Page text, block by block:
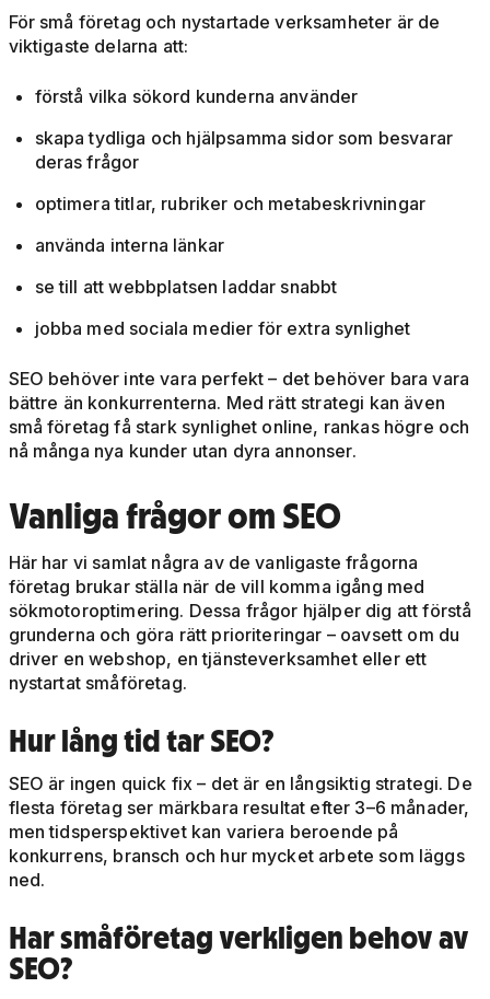
För små företag och nystartade verksamheter är de
viktigaste delarna att:
förstå vilka sökord kunderna använder
skapa tydliga och hjälpsamma sidor som besvarar
deras frågor
optimera titlar, rubriker och metabeskrivningar
använda interna länkar
se till att webbplatsen laddar snabbt
jobba med sociala medier för extra synlighet
SEO behöver inte vara perfekt – det behöver bara vara
bättre än konkurrenterna. Med rätt strategi kan även
små företag få stark synlighet online, rankas högre och
nå många nya kunder utan dyra annonser.
Vanliga frågor om SEO
Här har vi samlat några av de vanligaste frågorna
företag brukar ställa när de vill komma igång med
sökmotoroptimering. Dessa frågor hjälper dig att förstå
grunderna och göra rätt prioriteringar – oavsett om du
driver en webshop, en tjänsteverksamhet eller ett
nystartat småföretag.
Hur lång tid tar SEO?
SEO är ingen quick fix – det är en långsiktig strategi. De
flesta företag ser märkbara resultat efter 3–6 månader,
men tidsperspektivet kan variera beroende på
konkurrens, bransch och hur mycket arbete som läggs
ned.
Har småföretag verkligen behov av
SEO?